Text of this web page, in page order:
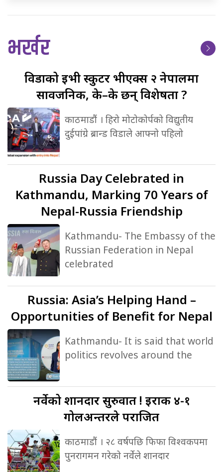
भर्खर
विडाकोईभी स्कुटर भीएक्स २ नेपालमा
सार्वजनिक, के–के छन् विशेषता ?
काठमाडौं । हिरो मोटोकोर्पको विद्युतीय
दुईपांग्रे ब्रान्ड विडाले आफ्नो पहिलो
Russia Day Celebrated in
Kathmandu, Marking 70 Years of
Nepal-Russia Friendship
Kathmandu- The Embassy of the
Russian Federation in Nepal
celebrated
Russia: Asia’s Helping Hand –
Opportunities of Benefit for Nepal
Kathmandu- It is said that world
politics revolves around the
नर्वेकोशानदार सुरुवात ! इराक ४-१
गोलअन्तरले पराजित
काठमाडौं । २८ वर्षपछि फिफा विश्वकपमा
पुनरागमन गरेको नर्वेले शानदार